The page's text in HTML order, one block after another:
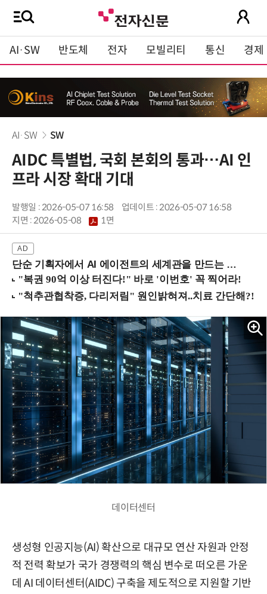
AI·SW 반도체 전자 모빌리티 통신 경제
AI·SW SW
AIDC 특별법, 국회 본회의 통과…AI 인
프라 시장 확대 기대
발행일 : 2026-05-07 16:58
업데이트 : 2026-05-07 16:58
지면 :2026-05-08 1면
단순 기획자에서 AI 에이전트의 세계관을 만드는 지식 설계자로.. (8/20 강남역)
데이터센터
생성형 인공지능(AI) 확산으로 대규모 연산 자원과 안정
적 전력 확보가 국가 경쟁력의 핵심 변수로 떠오른 가운
데 AI 데이터센터(AIDC) 구축을 제도적으로 지원할 기반